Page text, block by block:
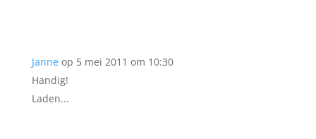
Janne op 5 mei 2011 om 10:30
Handig!
Laden...